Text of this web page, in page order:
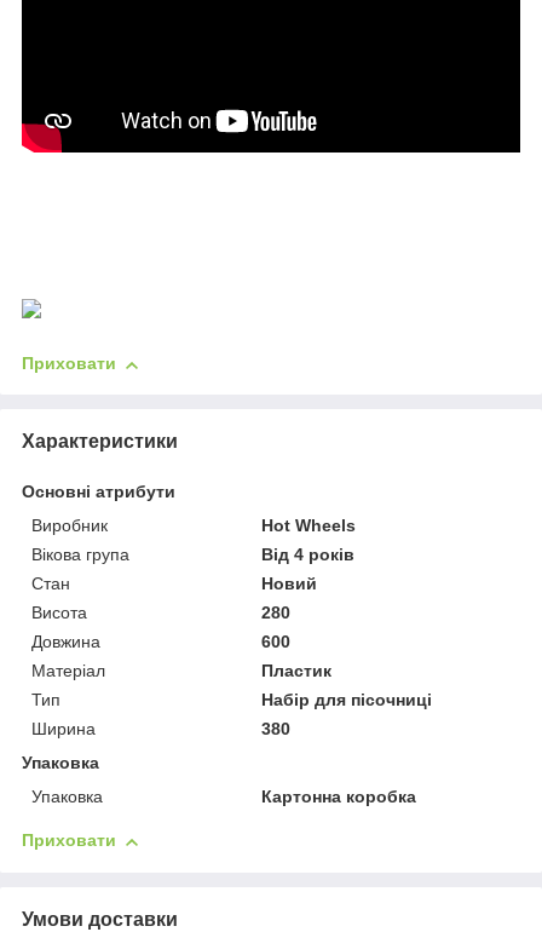
Приховати
Характеристики
Основні атрибути
Виробник
Hot Wheels
Вікова група
Від 4 років
Стан
Новий
Висота
280
Довжина
600
Матеріал
Пластик
Тип
Набір для пісочниці
Ширина
380
Упаковка
Упаковка
Картонна коробка
Приховати
Умови доставки